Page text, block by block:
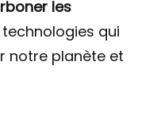
les
qui
notre planète et